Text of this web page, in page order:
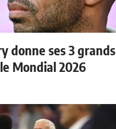
donne ses 3 grands
Mondial 2026